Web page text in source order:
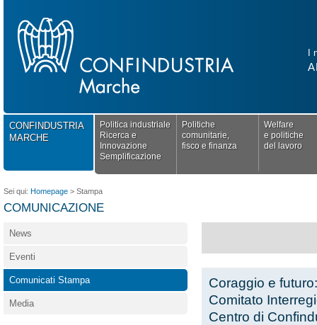
CONFINDUSTRIA
MARCHE
Politica industriale
Ricerca e
Innovazione
Semplificazione
Politiche
comunitarie,
fisco e finanza
Welfare
e politiche
del lavoro
Sei qui: Homepage > Stampa
COMUNICAZIONE
Coraggio e
Comitato
Centro di
News
Eventi
Comunicati Stampa
Media